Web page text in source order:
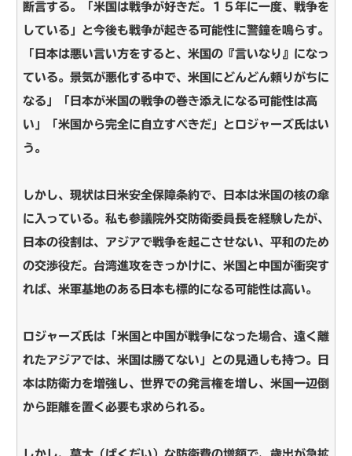
断言する。「米国は戦争が好きだ。１５年に一度、戦争を
している」と今後も戦争が起きる可能性に警鐘を鳴らす。
「日本は悪い言い方をすると、米国の『言いなり』になっ
ている。景気が悪化する中で、米国にどんどん頼りがちに
なる」「日本が米国の戦争の巻き添えになる可能性は高
い」「米国から完全に自立すべきだ」とロジャーズ氏はい
う。
しかし、現状は日米安全保障条約で、日本は米国の核の傘
に入っている。私も参議院外交防衛委員長を経験したが、
日本の役割は、アジアで戦争を起こさせない、平和のため
の交渉役だ。台湾進攻をきっかけに、米国と中国が衝突す
れば、米軍基地のある日本も標的になる可能性は高い。
ロジャーズ氏は「米国と中国が戦争になった場合、遠く離
れたアジアでは、米国は勝てない」との見通しも持つ。日
本は防衛力を増強し、世界での発言権を増し、米国一辺倒
から距離を置く必要も求められる。